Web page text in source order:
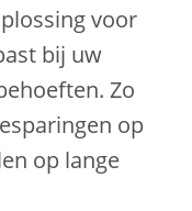
voor
bij uw
Zo
op
op lange